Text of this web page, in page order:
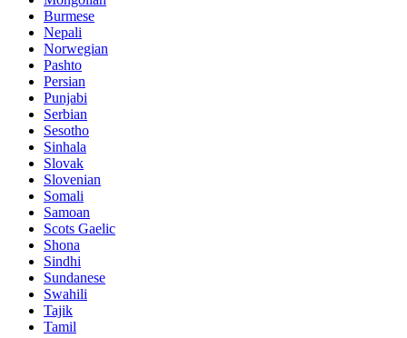
Burmese
Nepali
Norwegian
Pashto
Persian
Punjabi
Serbian
Sesotho
Sinhala
Slovak
Slovenian
Somali
Samoan
Scots Gaelic
Shona
Sindhi
Sundanese
Swahili
Tajik
Tamil